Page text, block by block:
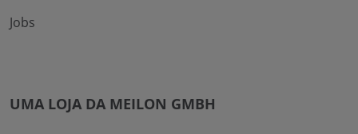
Jobs
UMA LOJA DA MEILON GMBH